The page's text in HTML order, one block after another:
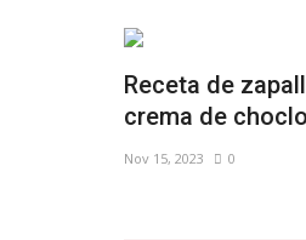
Receta de
crema de
Nov 15, 2023 0